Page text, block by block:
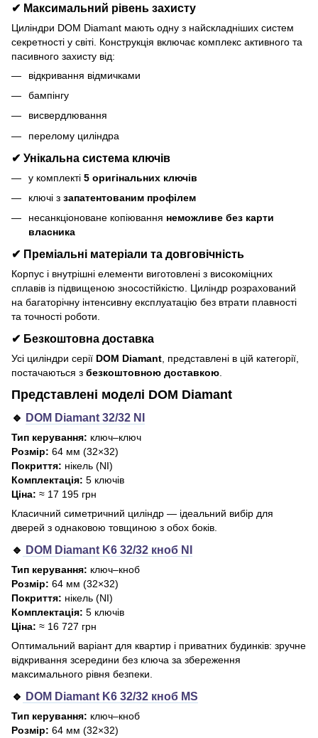
✔ Максимальний рівень захисту
Циліндри DOM Diamant мають одну з найскладніших систем
секретності у світі. Конструкція включає комплекс активного та
пасивного захисту від:
відкривання відмичками
бампінгу
висвердлювання
перелому циліндра
✔ Унікальна система ключів
у комплекті 5 оригінальних ключів
ключі з запатентованим профілем
несанкціоноване копіювання неможливе без карти
власника
✔ Преміальні матеріали та довговічність
Корпус і внутрішні елементи виготовлені з високоміцних
сплавів із підвищеною зносостійкістю. Циліндр розрахований
на багаторічну інтенсивну експлуатацію без втрати плавності
та точності роботи.
✔ Безкоштовна доставка
Усі циліндри серії DOM Diamant , представлені в цій категорії,
постачаються з безкоштовною доставкою
Представлені моделі DOM Diamant
🔹 DOM Diamant 32/32 NI
Тип керування: ключ–ключ
Розмір: 64 мм (32×32)
Покриття: нікель (NI)
Комплектація: 5 ключів
Ціна: ≈ 17 195 грн
Класичний симетричний циліндр — ідеальний вибір для
дверей з однаковою товщиною з обох боків.
🔹 DOM Diamant K6 32/32 кноб NI
Тип керування: ключ–кноб
Розмір: 64 мм (32×32)
Покриття: нікель (NI)
Комплектація: 5 ключів
Ціна: ≈ 16 727 грн
Оптимальний варіант для квартир і приватних будинків: зручне
відкривання зсередини без ключа за збереження
максимального рівня безпеки.
🔹 DOM Diamant K6 32/32 кноб MS
Тип керування: ключ–кноб
Розмір: 64 мм (32×32)